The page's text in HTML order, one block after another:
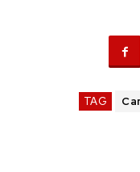
TAG